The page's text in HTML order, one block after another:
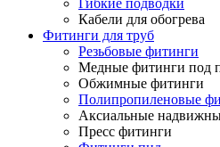
Гибкие подводки
Кабели для обогрева
Фитинги для труб
Резьбовые фитинги
Медные фитинги под
Обжимные фитинги
Полипропиленовые
Аксиальные
Пресс фитинги